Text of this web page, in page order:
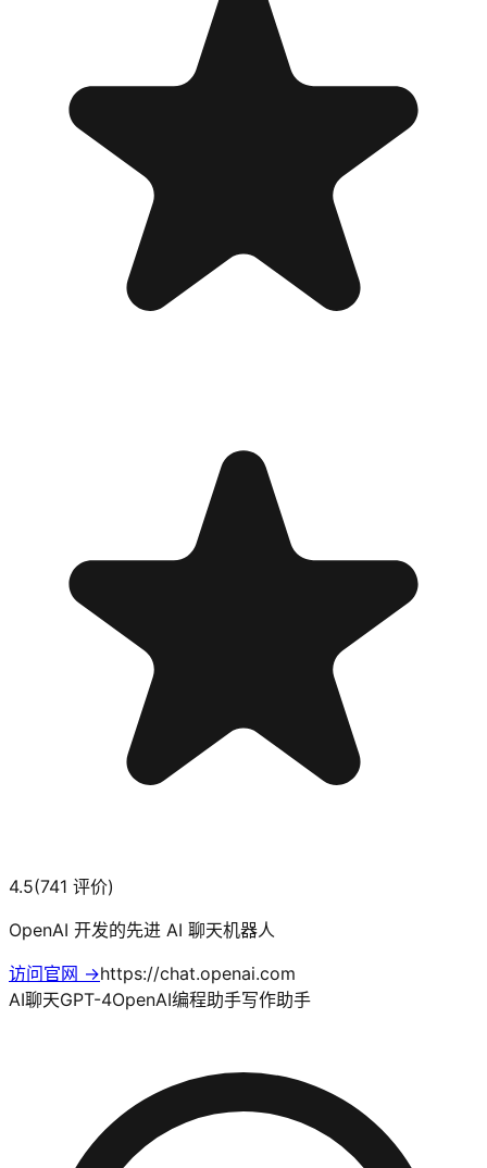
4.5(741 评价)
OpenAI 开发的先进 AI 聊天机器人
访问官网 →https://chat.openai.com
AI聊天GPT-4OpenAI编程助手写作助手